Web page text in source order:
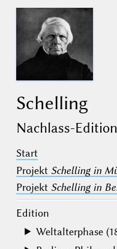
Schelling
Nachlass-Edition
Start
Projekt Schelling in
Projekt Schelling in
Edition
Weltalterphase